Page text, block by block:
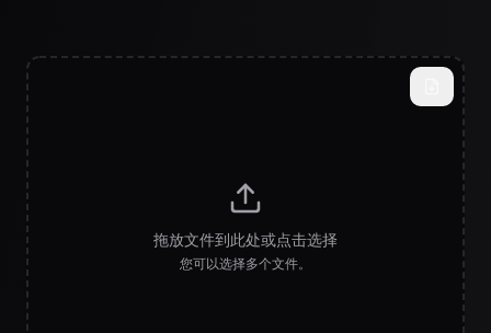
拖放文件到此处或点击选择
您可以选择多个文件。